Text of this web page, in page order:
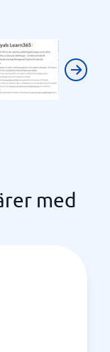
Next
med